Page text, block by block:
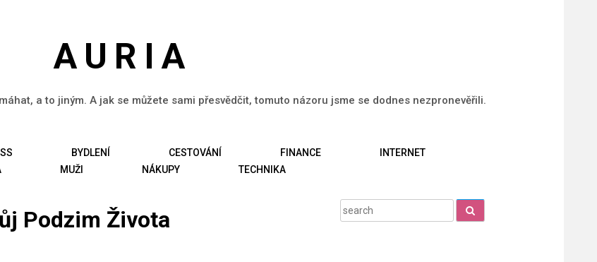
AURIA
a to jiným. A jak se můžete sami přesvědčit, tomuto názoru jsme se dodnes nezpronevěřili.
BYDLENÍ CESTOVÁNÍ FINANCE
INTERNET
MUŽI NÁKUPY TECHNIKA
Podzim Života
Search
for: